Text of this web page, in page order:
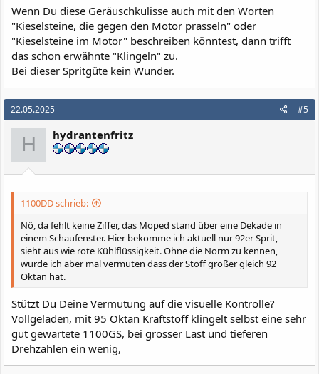
Wenn Du diese Geräuschkulisse auch mit den Worten
"Kieselsteine, die gegen den Motor prasseln" oder
"Kieselsteine im Motor" beschreiben könntest, dann trifft
das schon erwähnte "Klingeln" zu.
Bei dieser Spritgüte kein Wunder.
22.05.2025 #5
H hydrantenfritz
1100DD schrieb:
Nö, da fehlt keine Ziffer, das Moped stand über eine Dekade in
einem Schaufenster. Hier bekomme ich aktuell nur 92er Sprit,
sieht aus wie rote Kühlflüssigkeit. Ohne die Norm zu kennen,
würde ich aber mal vermuten dass der Stoff größer gleich 92
Oktan hat.
Stützt Du Deine Vermutung auf die visuelle Kontrolle?
Vollgeladen, mit 95 Oktan Kraftstoff klingelt selbst eine sehr
gut gewartete 1100GS, bei grosser Last und tieferen
Drehzahlen ein wenig,